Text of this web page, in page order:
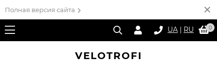
Полная версия сайта
UA | RU 0
VELOTROFI